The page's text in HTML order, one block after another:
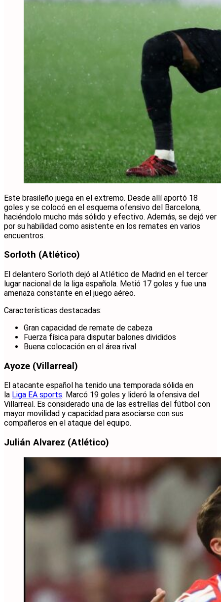
Este brasileño juega en el extremo. Desde allí aportó 18
goles y se colocó en el esquema ofensivo del Barcelona,
haciéndolo mucho más sólido y efectivo. Además, se dejó ver
por su habilidad como asistente en los remates en varios
encuentros.
Sorloth (Atlético)
El delantero Sorloth dejó al Atlético de Madrid en el tercer
lugar nacional de la liga española. Metió 17 goles y fue una
amenaza constante en el juego aéreo.
Características destacadas:
Gran capacidad de remate de cabeza
Fuerza física para disputar balones divididos
Buena colocación en el área rival
Ayoze (Villarreal)
El atacante español ha tenido una temporada sólida en
la Liga EA sports. Marcó 19 goles y lideró la ofensiva del
Villarreal. Es considerado una de las estrellas del fútbol con
mayor movilidad y capacidad para asociarse con sus
compañeros en el ataque del equipo.
Julián Alvarez (Atlético)